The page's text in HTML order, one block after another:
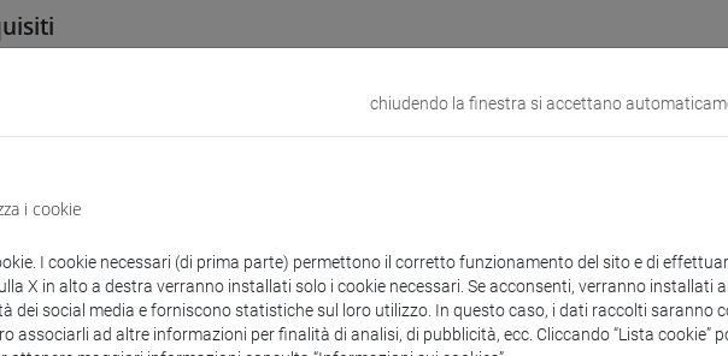
Types
and Conditional Statements
chiudendo la finestra si accettano
i cookie
I cookie necessari (di prima parte) permettono il corretto funzionamento del sito e di
X in alto a destra verranno installati solo i cookie necessari. Se acconsenti, verranno installati
dei social media e forniscono statistiche sul loro utilizzo. In questo caso, i dati raccolti saranno
associarli ad altre informazioni per finalità di analisi, di pubblicità, ecc. Cliccando “Lista cookie”